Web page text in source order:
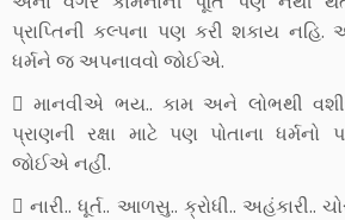
પ્રાપ્તિની કલ્પના પણ કરી શકાય નહિ.
ધર્મને જ અપનાવવો જોઈએ.
 માનવીએ ભય.. કામ અને લોભથી
પ્રાણની રક્ષા માટે પણ પોતાના ધર્મનો
જોઈએ નહીં.
 નારી.. ધૂર્ત.. આળસુ.. ક્રોધી.. અહંકારી..